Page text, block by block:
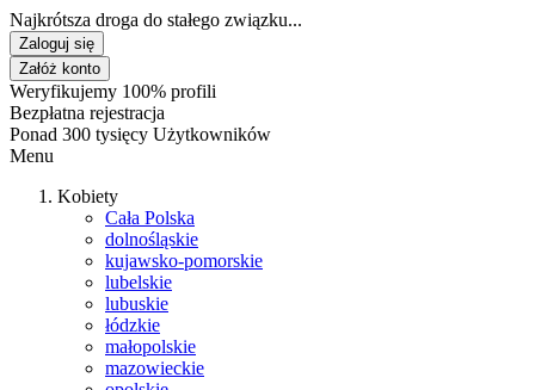
Najkrótsza droga do stałego związku...
Zaloguj się
Załóż konto
Weryfikujemy 100% profili
Bezpłatna rejestracja
Ponad 300 tysięcy Użytkowników
Menu
Kobiety
Cała Polska
dolnośląskie
kujawsko-pomorskie
lubelskie
lubuskie
łódzkie
małopolskie
mazowieckie